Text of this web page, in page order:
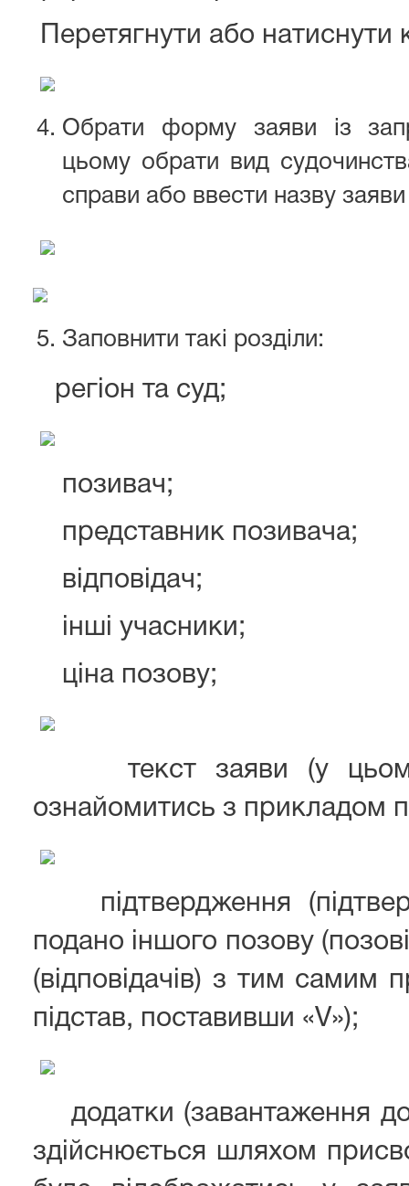
Перетягнути або
Обрати форму заяви із
цьому обрати вид
справи або ввести назву
Заповнити такі розділи:
регіон та суд;
позивач;
представник позивача;
відповідач;
інші учасники;
ціна позову;
текст заяви (у цьому
ознайомитись з прикладом
підтвердження
подано іншого позову
(відповідачів) з тим самим
підстав, поставивши «V»);
додатки (завантаження
здійснюється шляхом